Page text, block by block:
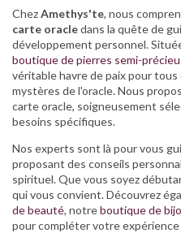
ChezAmethys'te, nous
carte oracledans la quête de
développement personnel.
boutique de pierres semi-
véritable havre de paix pour
mystères de l'oracle. Nous
carte oracle, soigneusement
besoins spécifiques.
Nos experts sont là pour vous
proposant des conseils
spirituel. Que vous soyez
qui vous convient. Découvrez
de beauté, notreboutique de
pour compléter votre